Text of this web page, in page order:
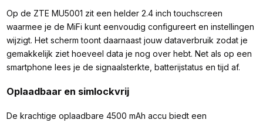
Op de ZTE MU5001 zit een helder 2.4 inch touchscreen
waarmee je de MiFi kunt eenvoudig configureert en instellingen
wijzigt. Het scherm toont daarnaast jouw dataverbruik zodat je
gemakkelijk ziet hoeveel data je nog over hebt. Net als op een
smartphone lees je de signaalsterkte, batterijstatus en tijd af.
Oplaadbaar en simlockvrij
De krachtige oplaadbare 4500 mAh accu biedt een